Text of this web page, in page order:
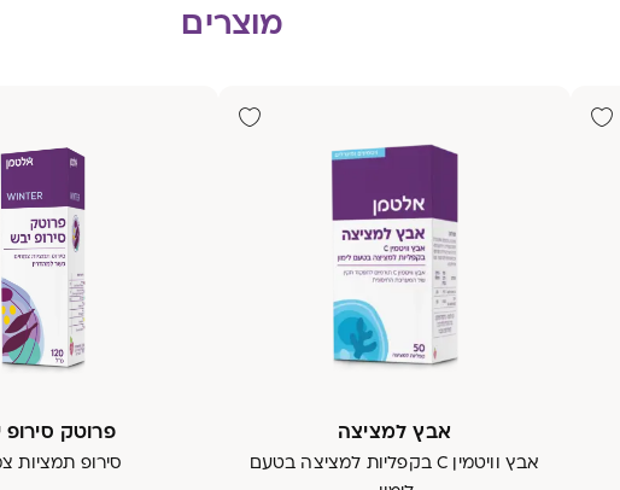
מוצרים
אבץ למציצה
אבץ וויטמין C בקפליות למציצה בטעם
פרוטק סירופ
סירופ תמציות